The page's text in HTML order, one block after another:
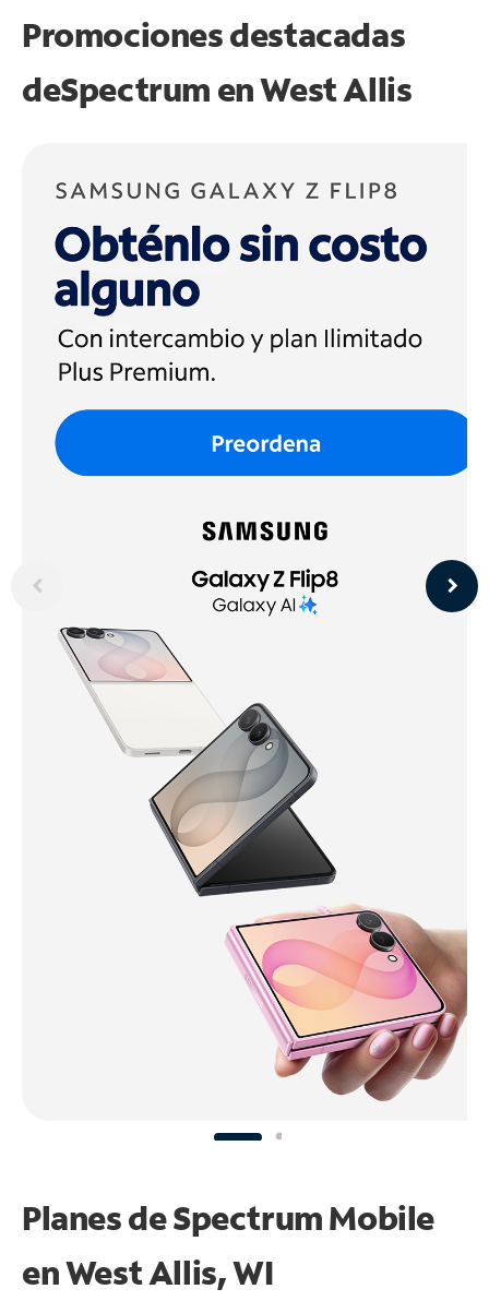
Promociones destacadas
deSpectrum enWest Allis
Planes de Spectrum Mobile
en West Allis, WI